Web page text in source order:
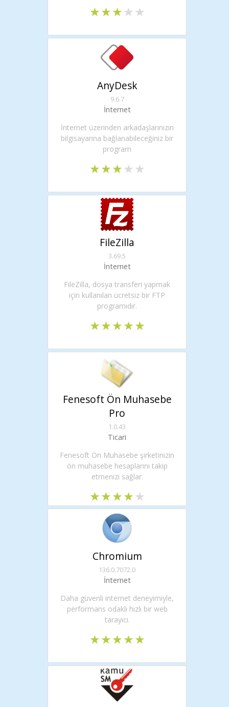
AnyDesk
9.6.7
İnternet
İnternet üzerinden arkadaşlarınızın
bilgisayarına bağlanabileceğiniz bir
program
FileZilla
3.69.5
İnternet
FileZilla, dosya transferi yapmak
için kullanılan ücretsiz bir FTP
programıdır.
Fenesoft Ön Muhasebe
Pro
1.0.43
Ticari
Fenesoft Ön Muhasebe şirketinizin
ön muhasebe hesaplarını takip
etmenizi sağlar.
Chromium
136.0.7072.0
İnternet
Daha güvenli internet deneyimiyle,
performans odaklı hızlı bir web
tarayıcı.